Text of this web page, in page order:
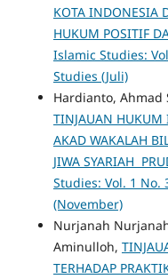
KOTA INDONESIA
HUKUM POSITIF
Islamic Studies:
Studies (Juli)
Hardianto,
TINJAUAN HUKUM
AKAD WAKALAH
JIWA SYARIAH
Studies: Vol. 1 No.
(November)
Nurjanah
Aminulloh,
TERHADAP